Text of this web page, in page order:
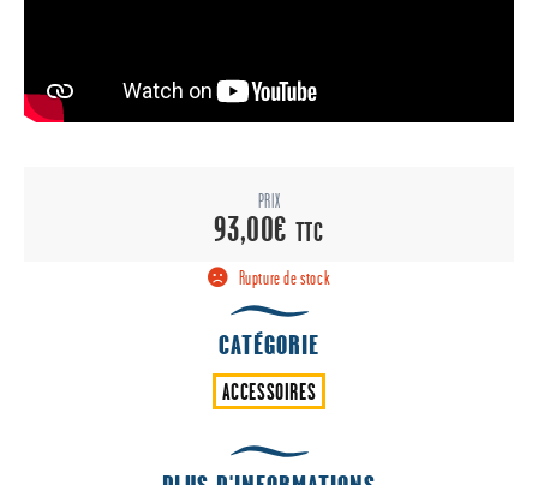
PRIX
93,00€ TTC
Rupture de stock
CATÉGORIE
ACCESSOIRES